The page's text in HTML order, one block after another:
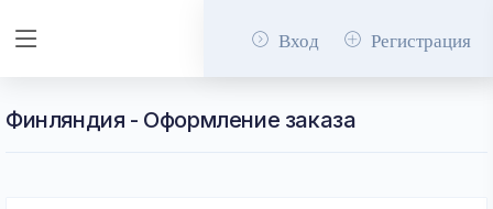
Вход Регистрация
Финляндия - Оформление заказа